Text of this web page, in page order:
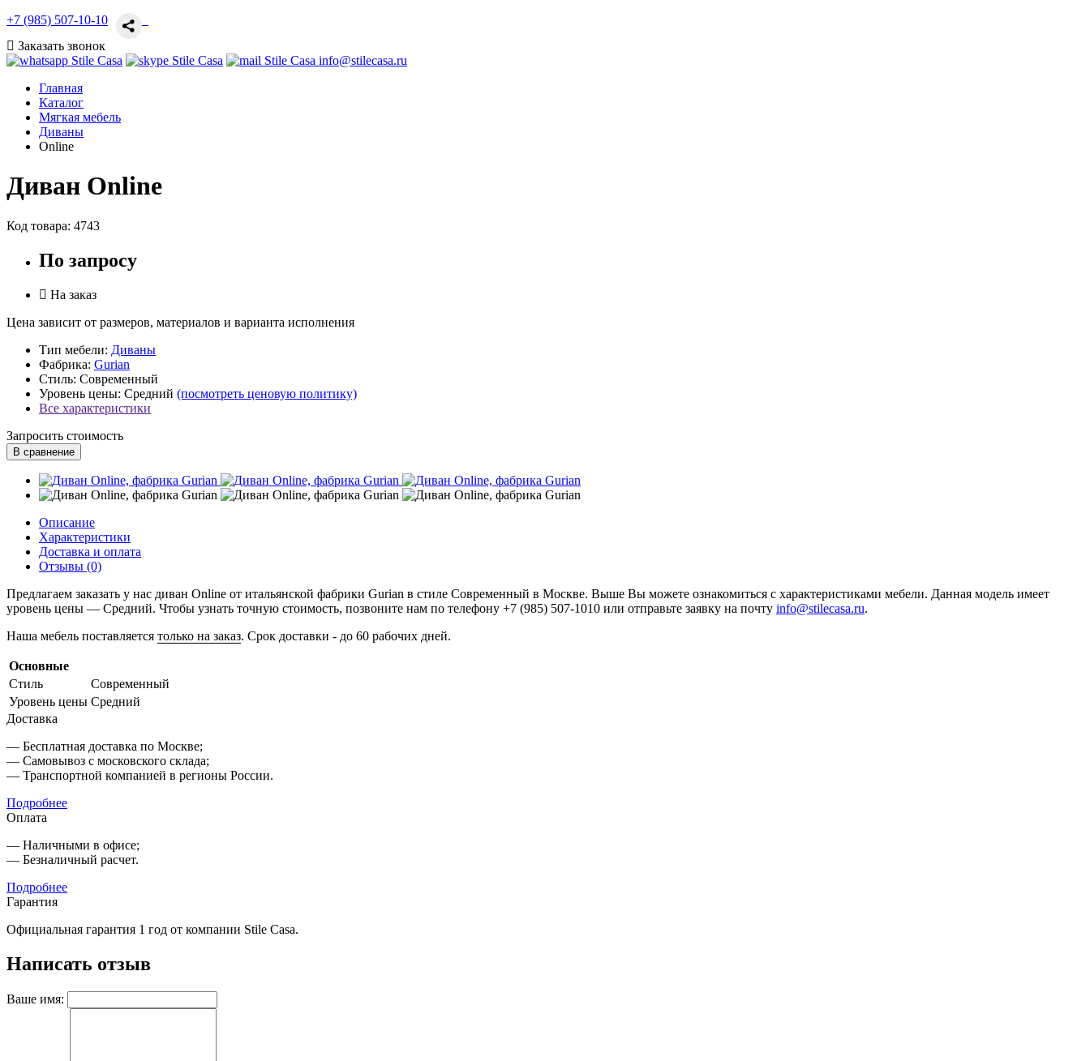
+7 (985) 507-10-10
Заказать звонок
info@stilecasa.ru
Главная
Каталог
Мягкая мебель
Диваны
Online
Диван Online
Код товара: 4743
По запросу
На заказ
Цена зависит от размеров, материалов и варианта исполнения
Тип мебели: Диваны
Фабрика: Gurian
Стиль: Современный
Уровень цены: Средний (посмотреть ценовую политику)
Все характеристики
Запросить стоимость
В сравнение
Описание
Характеристики
Доставка и оплата
Отзывы (0)
Предлагаем заказать у нас диван Online от итальянской фабрики Gurian в стиле Современный в Москве. Выше Вы можете ознакомиться с характеристиками мебели. Данная модель имеет
уровень цены — Средний. Чтобы узнать точную стоимость, позвоните нам по телефону +7 (985) 507-1010 или отправьте заявку на почту info@stilecasa.ru.
Наша мебель поставляется только на заказ. Срок доставки - до 60 рабочих дней.
Основные
Стиль
Современный
Уровень цены Средний
Доставка
— Бесплатная доставка по Москве;
— Самовывоз с московского склада;
— Транспортной компанией в регионы России.
Подробнее
Оплата
— Наличными в офисе;
— Безналичный расчет.
Подробнее
Гарантия
Официальная гарантия 1 год от компании Stile Casa.
Написать отзыв
Ваше имя: